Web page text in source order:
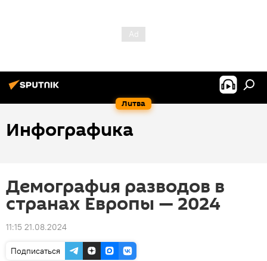
Литва
Инфографика
Демография разводов в
странах Европы — 2024
11:15 21.08.2024
Подписаться